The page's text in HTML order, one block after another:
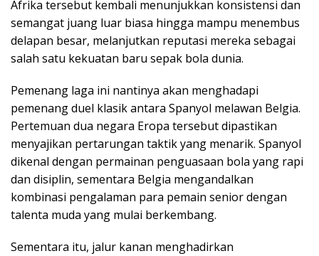
Afrika tersebut kembali menunjukkan konsistensi dan
semangat juang luar biasa hingga mampu menembus
delapan besar, melanjutkan reputasi mereka sebagai
salah satu kekuatan baru sepak bola dunia.
Pemenang laga ini nantinya akan menghadapi
pemenang duel klasik antara Spanyol melawan Belgia.
Pertemuan dua negara Eropa tersebut dipastikan
menyajikan pertarungan taktik yang menarik. Spanyol
dikenal dengan permainan penguasaan bola yang rapi
dan disiplin, sementara Belgia mengandalkan
kombinasi pengalaman para pemain senior dengan
talenta muda yang mulai berkembang.
Sementara itu, jalur kanan menghadirkan